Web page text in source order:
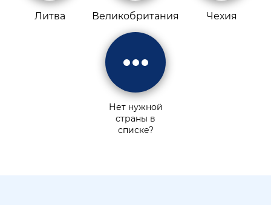
Литва Великобритания Чехия
Нет нужной
страны в
списке?